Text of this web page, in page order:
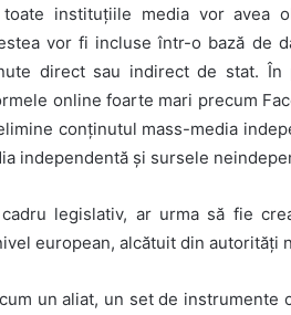
toate instituțiile media vor avea
vor fi incluse într-o bază de
direct sau indirect de stat.
online foarte mari precum
conținutul mass-media
independentă și sursele
legislativ, ar urma să fie
european, alcătuit din autorități
un aliat, un set de